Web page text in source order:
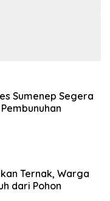
Sumenep Segera
Ternak, Warga
dari Pohon